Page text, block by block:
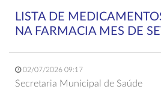
LISTA DE
NA FARMACIA MES DE
02/07/2026 09:17
Secretaria Municipal de Saúde